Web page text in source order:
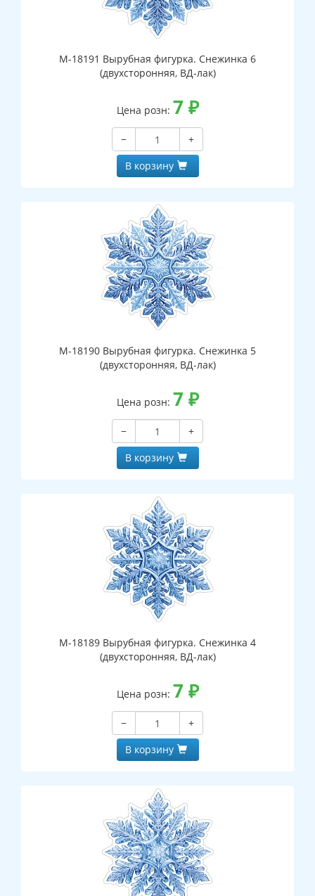
М-18191 Вырубная фигурка. Снежинка 6
(двухсторонняя, ВД-лак)
Цена розн: 7 ₽
−
+
В корзину
М-18190 Вырубная фигурка. Снежинка 5
(двухсторонняя, ВД-лак)
Цена розн: 7 ₽
−
+
В корзину
М-18189 Вырубная фигурка. Снежинка 4
(двухсторонняя, ВД-лак)
Цена розн: 7 ₽
−
+
В корзину